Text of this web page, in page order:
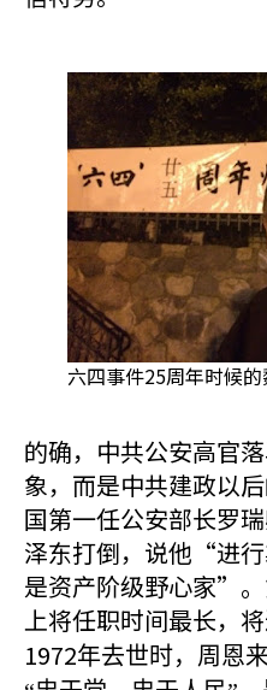
六四事件25周年时候的
的确，中共公安高官
象，而是中共建政以
国第一任公安部长罗
泽东打倒，说他“进行
是资产阶级野心家”
上将任职时间最长，
1972年去世时，周恩